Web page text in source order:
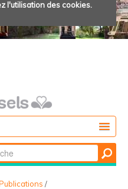
l'utilisation des cookies.
par
/